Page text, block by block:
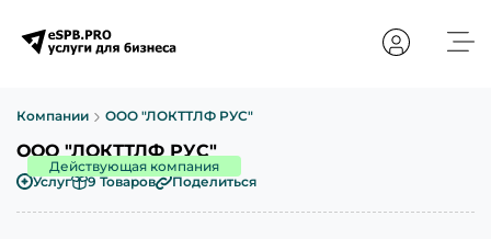
Компании ООО "ЛОКТТЛФ РУС"
ООО "ЛОКТТЛФ РУС"
Услуг 9 Товаров Поделиться
Действующая компания